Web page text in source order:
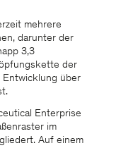
mehrere
darunter der
3,3
der
über
Enterprise
im
Auf einem